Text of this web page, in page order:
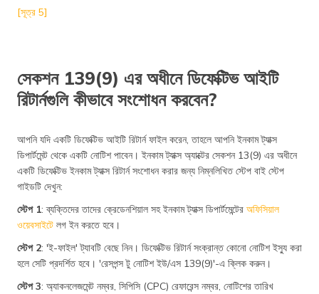
[সূত্র 5]
সেকশন 139(9) এর অধীনে ডিফেক্টিভ আইটি
রিটার্নগুলি কীভাবে সংশোধন করবেন?
আপনি যদি একটি ডিফেক্টিভ আইটি রিটার্ন ফাইল করেন, তাহলে আপনি ইনকাম ট্যাক্স
ডিপার্টমেন্ট থেকে একটি নোটিশ পাবেন। ইনকাম ট্যাক্স অ্যাক্টের সেকশন 13(9) এর অধীনে
একটি ডিফেক্টিভ ইনকাম ট্যাক্স রিটার্ন সংশোধন করার জন্য নিম্নলিখিত স্টেপ বাই স্টেপ
গাইডটি দেখুন:
স্টেপ 1: ব্যক্তিদের তাদের ক্রেডেনশিয়াল সহ ইনকাম ট্যাক্স ডিপার্টমেন্টের অফিসিয়াল
ওয়েবসাইটে লগ ইন করতে হবে।
স্টেপ 2: 'ই-ফাইল' ট্যাবটি বেছে নিন। ডিফেক্টিভ রিটার্ন সংক্রান্ত কোনো নোটিশ ইস্যু করা
হলে সেটি প্রদর্শিত হবে। 'রেসপন্স টু নোটিশ ইউ/এস 139(9)'-এ ​​ক্লিক করুন।
স্টেপ 3: অ্যাকনলেজমেন্ট নম্বর, সিপিসি (CPC) রেফারেন্স নম্বর, নোটিশের তারিখ